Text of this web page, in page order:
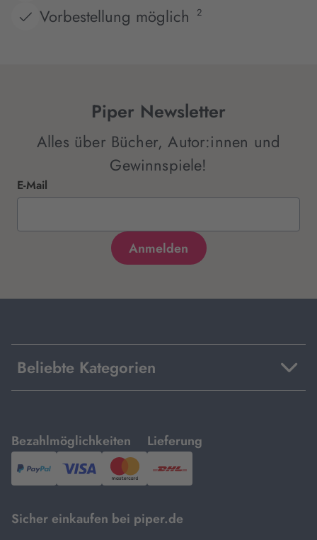
Vorbestellung möglich 2
Piper Newsletter
Alles über Bücher, Autor:innen und
Gewinnspiele!
E-Mail
Beliebte Kategorien
Bezahlmöglichkeiten
mit
PayPal,Visa
und
Lieferung
mit
DHL.
Sicher einkaufen bei piper.de